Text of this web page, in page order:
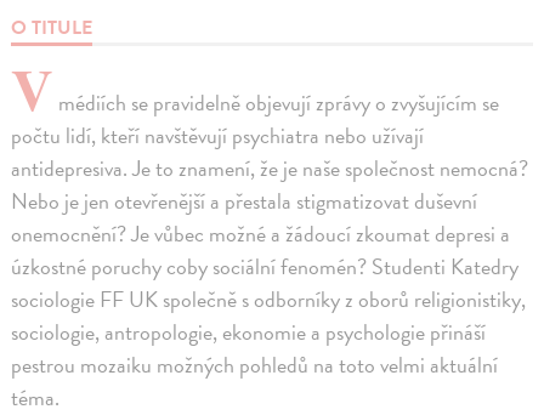
O TITULE
V médiích se pravidelně objevují zprávy o zvyšujícím se
počtu lidí, kteří navštěvují psychiatra nebo užívají
antidepresiva. Je to znamení, že je naše společnost nemocná?
Nebo je jen otevřenější a přestala stigmatizovat duševní
onemocnění? Je vůbec možné a žádoucí zkoumat depresi a
úzkostné poruchy coby sociální fenomén? Studenti Katedry
sociologie FF UK společně s odborníky z oborů religionistiky,
sociologie, antropologie, ekonomie a psychologie přináší
pestrou mozaiku možných pohledů na toto velmi aktuální
téma.